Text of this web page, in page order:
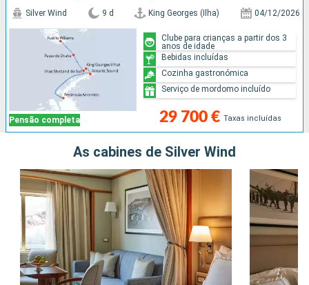
Pensão completa
Silver Wind 9 d King Georges (Ilha) 04/12/2026
29 700 € Taxas incluídas
Clube para crianças a partir dos 3
anos de idade
Bebidas incluídas
Cozinha gastronómica
Serviço de mordomo incluído
As cabines de Silver Wind